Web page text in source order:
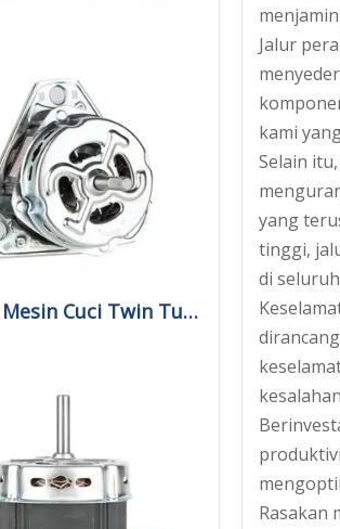
Motor Mesin Cuci Twin Tub Otomatis Di India
Jalur
kami
Selain
yang
tinggi,
di
Rasakan